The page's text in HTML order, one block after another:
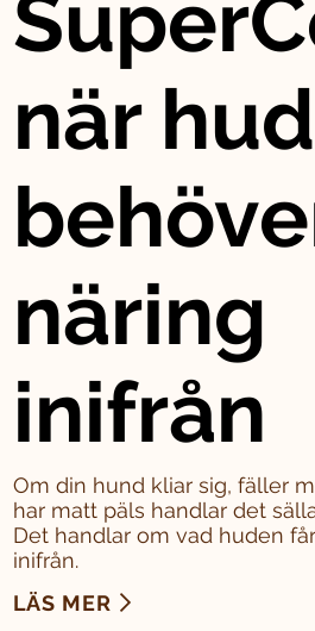
när
näring
inifrån
Om din hund kliar sig, fäller
har matt päls handlar det
Det handlar om vad huden
inifrån.
LÄS MER